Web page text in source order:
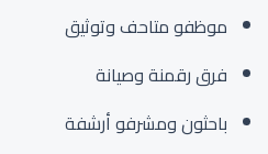
موظفو متاحف وتوثيق
فرق رقمنة وصيانة
باحثون ومشرفو أرشفة